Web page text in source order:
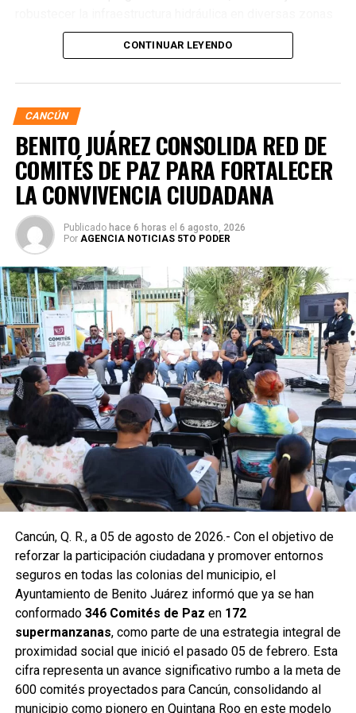
de la ciudad. La Encargada de Despacho de la Presidencia
Municipal, Landy Guadalupe Canché Pantoja, supervisó
vialidades donde se colocó la nueva infraestructura.
En la Supermanzana 200 se edificaron dos pozos sobre la
avenida Hacienda de Chunchucmil, mientras que en la
Supermanzana 201 se construyó uno más en la
intersección de las avenidas Hacienda de Chunchucmil y
Hacienda de la Ciénega. Estas acciones forman parte de
un programa mayor que incluye trabajos en las
supermanzanas 93, 94, 95, 96, 99, 100, 101, 102, 105, 251,
255 y 517.
Como parte de las labores permanentes de prevención,
también se realizaron desazolves en pozos de absorción
de las supermanzanas 213 y 235, donde personal de
Servicios Públicos retiró basura vegetal, tierra y otros
desechos que obstruyen el flujo pluvial. En la
Supermanzana 235 se complementó la jornada con una
brigada de descacharrización para evitar la formación de
basureros clandestinos y promover la correcta
disposición de muebles, electrodomésticos y llantas.
CONTINUAR LEYENDO
CANCÚN
BENITO JUÁREZ CONSOLIDA RED DE
COMITÉS DE PAZ PARA FORTALECER
LA CONVIVENCIA CIUDADANA
Publicado hace 6 horas el 6 agosto, 2026
Por AGENCIA NOTICIAS 5TO PODER
Cancún, Q. R., a 05 de agosto de 2026.- Con el objetivo de
reforzar la participación ciudadana y promover entornos
seguros en todas las colonias del municipio, el
Ayuntamiento de Benito Juárez informó que ya se han
conformado 346 Comités de Paz en 172
supermanzanas, como parte de una estrategia integral de
proximidad social que inició el pasado 05 de febrero. Esta
cifra representa un avance significativo rumbo a la meta de
600 comités proyectados para Cancún, consolidando al
municipio como pionero en Quintana Roo en este modelo